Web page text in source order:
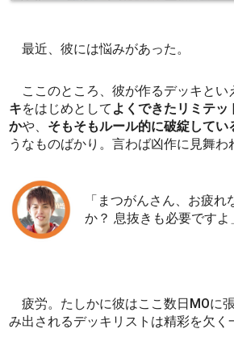
最近、彼には悩みがあった。
ここのところ、彼が作るデッキとい
キをはじめとして よくできたリミテ
かや、 そもそもルール的に破綻してい
うなものばかり。言わば凶作に見舞わ
「まつがんさん、お疲
か？ 息抜きも必要ですよ
疲労。たしかに彼はここ数日MOに
み出されるデッキリストは精彩を欠く